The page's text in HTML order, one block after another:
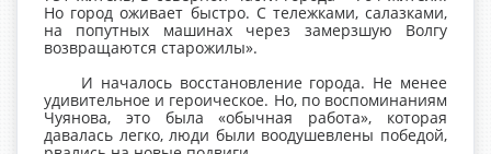
Но город оживает быстро. С тележками, салазками,
на попутных машинах через замерзшую Волгу
возвращаются старожилы».
И началось восстановление города. Не менее
удивительное и героическое. Но, по воспоминаниям
Чуянова, это была «обычная работа», которая
давалась легко, люди были воодушевлены победой,